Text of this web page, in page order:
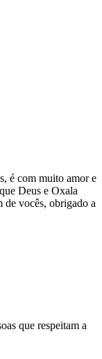
é com muito amor e
Deus e Oxala
de vocês, obrigado a
que respeitam a